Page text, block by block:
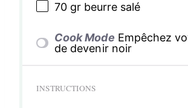
70gr beurre salé
Cook Mode Empêchez
de devenir noir
INSTRUCTIONS